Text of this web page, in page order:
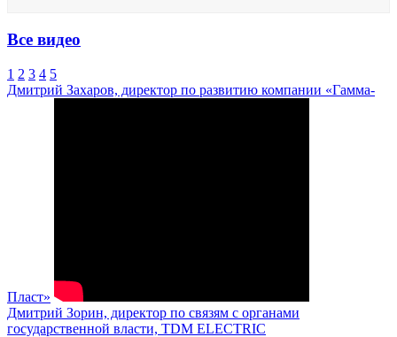
Все видео
1 2 3 4 5
Дмитрий Захаров, директор по развитию компании «Гамма-
Пласт»
Дмитрий Зорин, директор по связям с органами
государственной власти, TDM ELECTRIC